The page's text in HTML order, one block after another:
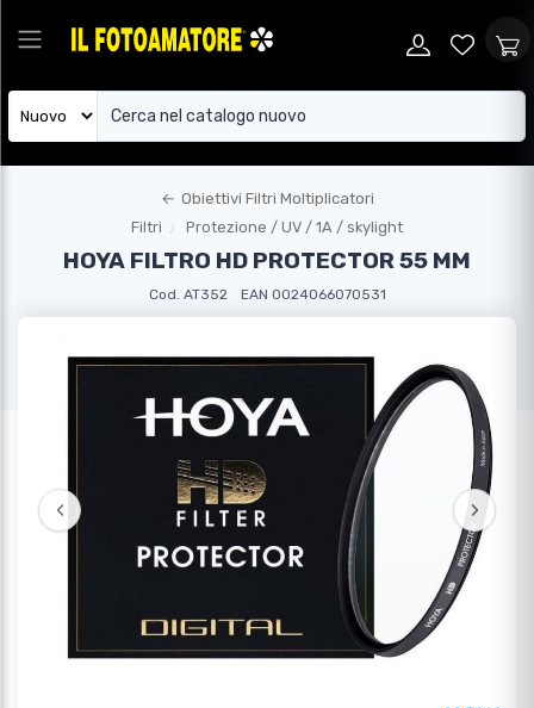
← Obiettivi Filtri Moltiplicatori
Filtri
Protezione / UV / 1A / skylight
HOYA FILTRO HD PROTECTOR 55 MM
Cod. AT352 EAN 0024066070531
‹ ›